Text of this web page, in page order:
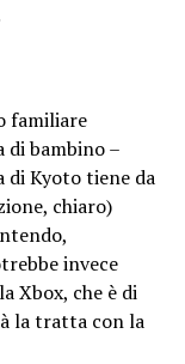
familiare
di bambino –
di Kyoto tiene da
chiaro)
invece
Xbox, che è di
la tratta con la